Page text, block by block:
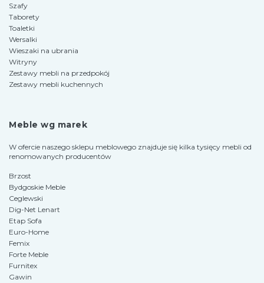
Szafy
Taborety
Toaletki
Wersalki
Wieszaki na ubrania
Witryny
Zestawy mebli na przedpokój
Zestawy mebli kuchennych
Meble wg marek
W ofercie naszego sklepu meblowego znajduje się kilka tysięcy mebli od
renomowanych producentów
Brzost
Bydgoskie Meble
Ceglewski
Dig-Net Lenart
Etap Sofa
Euro-Home
Femix
Forte Meble
Furnitex
Gawin